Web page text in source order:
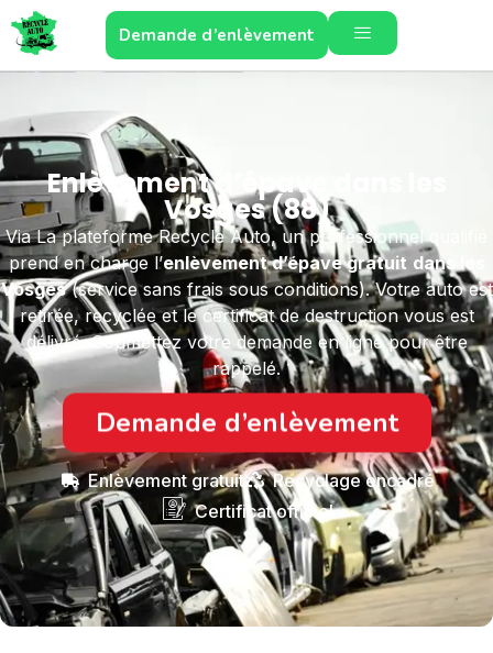
Demande d’enlèvement
Enlèvement d’épave dans les
Vosges (88)
Via La plateforme Recycle Auto, un professionnel qualifié
prend en charge l’enlèvement d’épave gratuit dans les
Vosges(service sans frais sous conditions). Votre auto est
retirée, recyclée et le certificat de destruction vous est
délivré. Soumettez votre demande en ligne pour être
rappelé.
Demande d’enlèvement
Enlèvement gratuit
Recyclage encadré
Certificat officiel